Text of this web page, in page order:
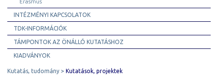
INTÉZMÉNYI KAPCSOLATOK
TDK-INFORMÁCIÓK
TÁMPONTOK AZ ÖNÁLLÓ KUTATÁSHOZ
KIADVÁNYOK
Kutatás, tudomány Kutatások, projektek